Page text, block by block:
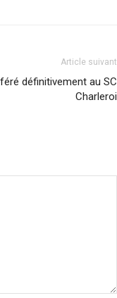
Article suivant
définitivement au SC
Charleroi